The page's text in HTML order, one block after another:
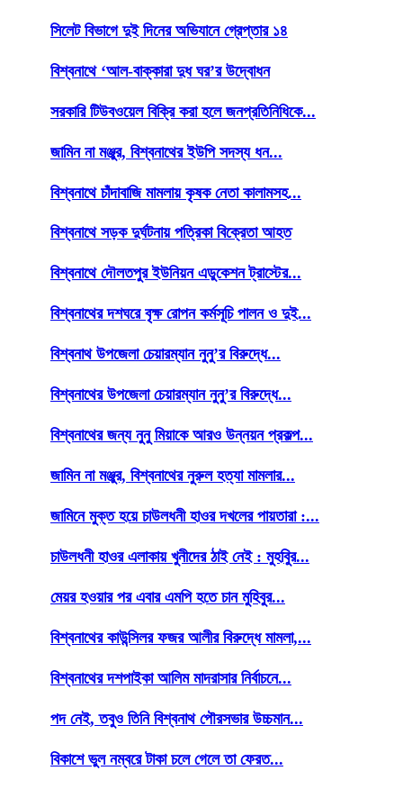
সিলেট বিভাগে দুই দিনের অভিযানে গ্রেপ্তার ১৪
বিশ্বনাথে ‘আল-বাক্কারা দুধ ঘর’র উদ্বোধন
সরকারি টিউবওয়েল বিক্রি করা হলে জনপ্রতিনিধিকে...
জামিন না মঞ্জুর, বিশ্বনাথের ইউপি সদস্য ধন...
বিশ্বনাথে চাঁদাবাজি মামলায় কৃষক নেতা কালামসহ...
বিশ্বনাথে সড়ক দুর্ঘটনায় পত্রিকা বিক্রেতা আহত
বিশ্বনাথে দৌলতপুর ইউনিয়ন এডুকেশন ট্রাস্টের...
বিশ্বনাথের দশঘরে বৃক্ষ রোপন কর্মসূচি পালন ও দুই...
বিশ্বনাথ উপজেলা চেয়ারম্যান নুনু’র বিরুদ্ধে...
বিশ্বনাথের উপজেলা চেয়ারম্যান নুনু’র বিরুদ্ধে...
বিশ্বনাথের জন্য নুনু মিয়াকে আরও উন্নয়ন প্রকল্প...
জামিন না মঞ্জুর, বিশ্বনাথের নুরুল হত্যা মামলার...
জামিনে মুক্ত হয়ে চাউলধনী হাওর দখলের পায়তারা :...
চাউলধনী হাওর এলাকায় খুনীদের ঠাই নেই : মুহবিুর...
মেয়র হওয়ার পর এবার এমপি হতে চান মুহিবুর...
বিশ্বনাথের কাউন্সিলর ফজর আলীর বিরুদ্ধে মামলা,...
বিশ্বনাথের দশপাইকা আলিম মাদরাসার নির্বাচনে...
পদ নেই, তবুও তিনি বিশ্বনাথ পৌরসভার উচ্চমান...
বিকাশে ভুল নম্বরে টাকা চলে গেলে তা ফেরত...